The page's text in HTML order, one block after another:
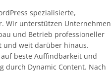
spezialisierte,
Wir unterstützen Unternehmen
und Betrieb professioneller
und weit darüber hinaus.
beste Auffindbarkeit und
durch Dynamic Content. Nach